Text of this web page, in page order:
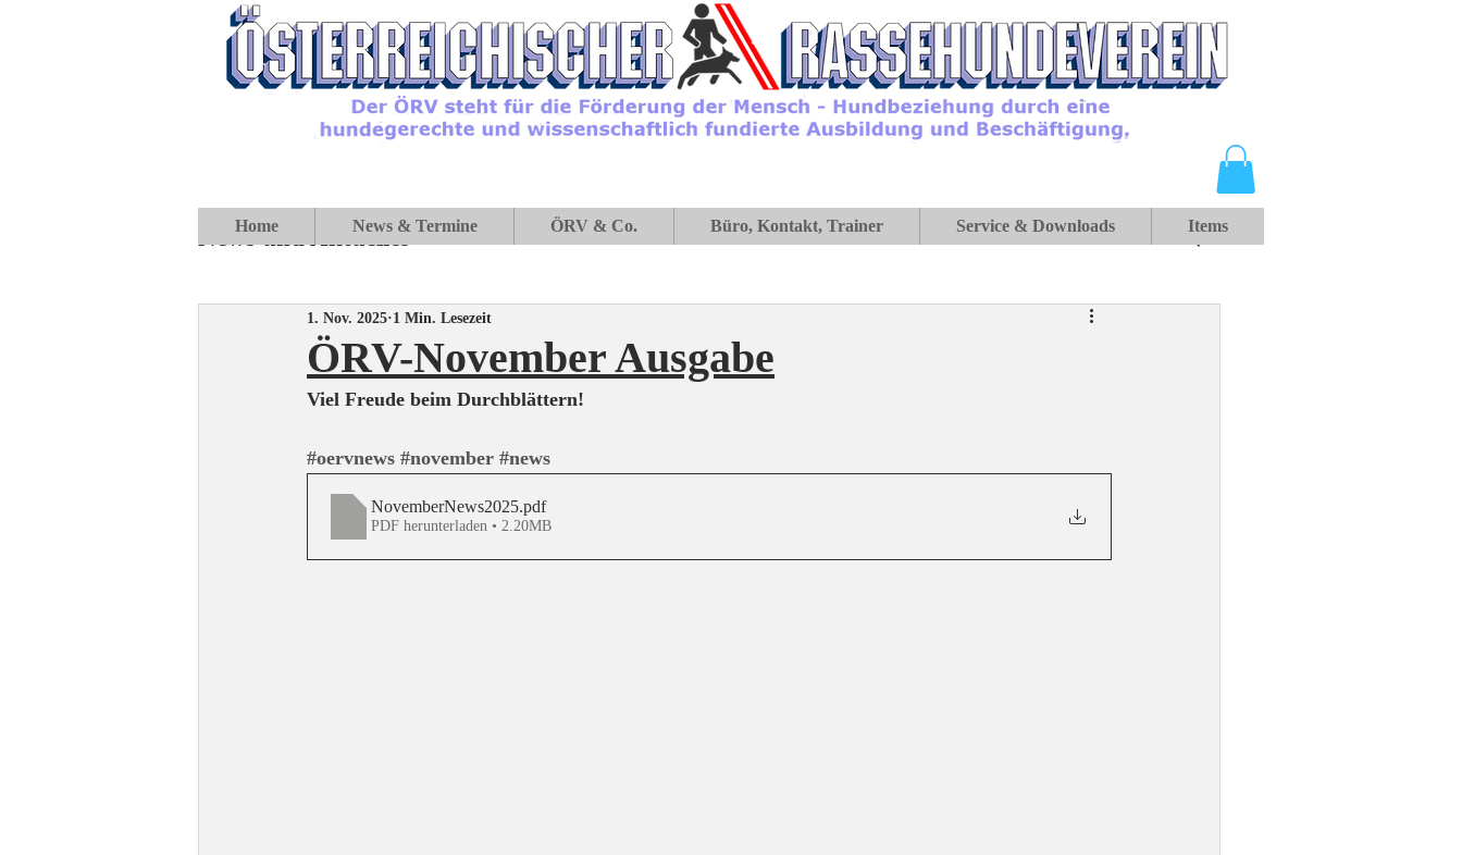
News und Aktuelles
ÖRV-November Ausgabe
1. Nov. 2025 1 Min. Lesezeit
Viel Freude beim Durchblättern!
#oervnews #november #news
NovemberNews2025.pdf
PDF herunterladen • 2.20MB
Home News & Termine ÖRV & Co. Büro, Kontakt, Trainer Service & Downloads Items